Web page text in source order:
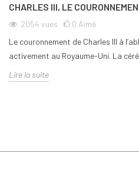
CHARLES III, LE
2054 vues 0 Aimé
Le couronnement de Charles III à
activement au Royaume-Uni. La
Lire la suite